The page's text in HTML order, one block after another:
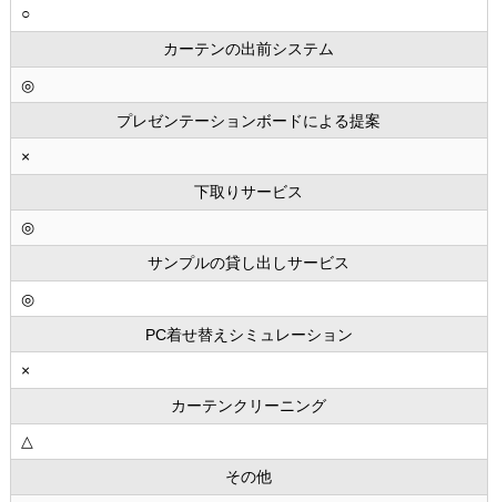
○
カーテンの出前システム
◎
プレゼンテーションボードによる提案
×
下取りサービス
◎
サンプルの貸し出しサービス
◎
PC着せ替えシミュレーション
×
カーテンクリーニング
△
その他